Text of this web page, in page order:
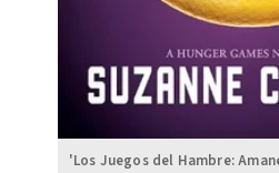
'Los Juegos del Hambre: